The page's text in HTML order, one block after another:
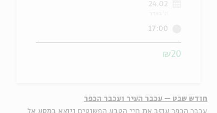
חודש שבט – עכבר העיר ועכבר הכפר
עכבר הכפר עוזב את חיי הטבע הפשוטים ויוצא במסע אל
24.02
17:00
₪20